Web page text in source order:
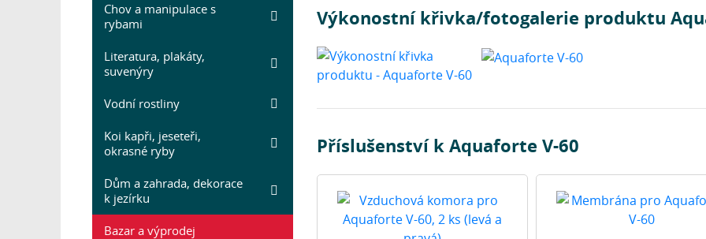
Chov a manipulace s
rybami
Literatura, plakáty,
suvenýry
Vodní rostliny
Koi kapři, jeseteři,
okrasné ryby
Dům a zahrada, dekorace
k jezírku
Bazar a výprodej
Výkonostní křivka/fotogalerie produktu
Příslušenství k Aquaforte V-60